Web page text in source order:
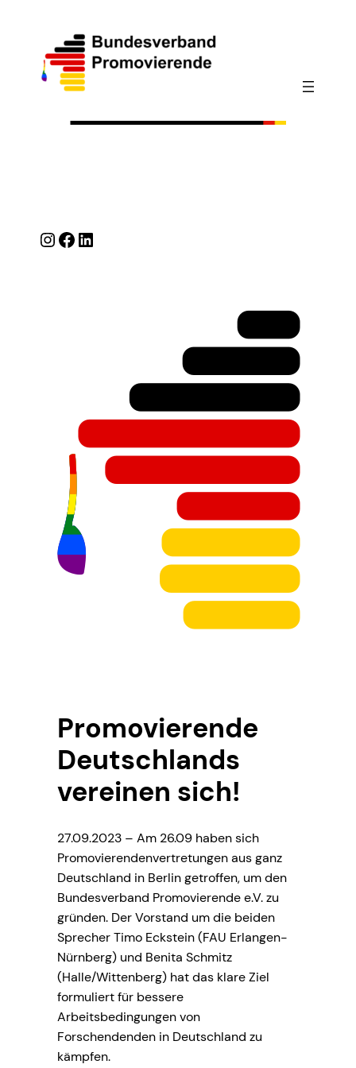
InstagramFacebook LinkedIn
Promovierende
Deutschlands
vereinen sich!
27.09.2023 – Am 26.09 haben sich
Promovierendenvertretungen aus ganz
Deutschland in Berlin getroffen, um den
Bundesverband Promovierende e.V. zu
gründen. Der Vorstand um die beiden
Sprecher Timo Eckstein (FAU Erlangen-
Nürnberg) und Benita Schmitz
(Halle/Wittenberg) hat das klare Ziel
formuliert für bessere
Arbeitsbedingungen von
Forschendenden in Deutschland zu
kämpfen.